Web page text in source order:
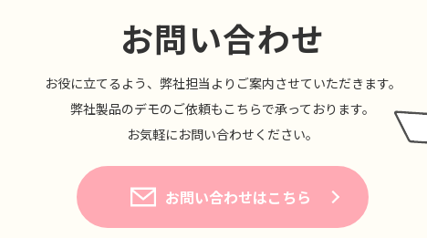
お問い合わせ
お役に⽴てるよう、弊社担当よりご案内させていただきます。
弊社製品のデモのご依頼もこちらで承っております。
お気軽にお問い合わせください。
お問い合わせはこちら